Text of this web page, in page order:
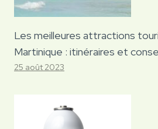
Les meilleures attractions
Martinique : itinéraires et
25 août 2023